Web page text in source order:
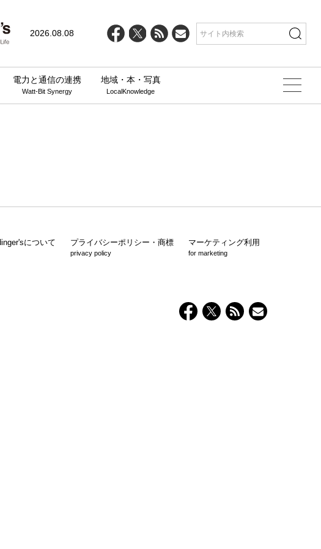
2026.08.08
電力と通信の連携
Watt-Bit Synergy
地域・本・写真
LocalKnowledge
について プライバシーポリシー・商標
privacy policy
マーケティング利用
for marketing